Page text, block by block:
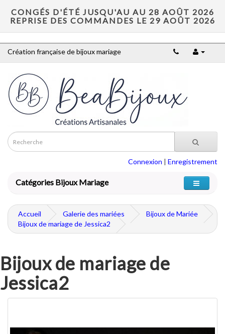
CONGÉS D'ÉTÉ JUSQU'AU AU 28 AOÛT 2026
REPRISE DES COMMANDES LE 29 AOÛT 2026
Création française de bijoux mariage
Connexion | Enregistrement
Catégories Bijoux Mariage
Accueil Galerie des mariées
Bijoux de Mariée
Bijoux de mariage de Jessica2
Bijoux de mariage de
Jessica2